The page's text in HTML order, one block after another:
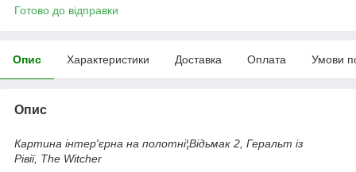
Готово до відправки
Опис Характеристики Доставка Оплата Умови
Опис
Картина інтер'єрна на полотні¦Відьмак 2, Геральт із
Рівії, The Witcher